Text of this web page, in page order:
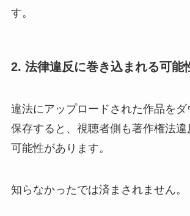
す。
2. 法律違反に巻き込まれる可能
違法にアップロードされた作品をダ
保存すると、視聴者側も著作権法違
可能性があります。
知らなかったでは済まされません。